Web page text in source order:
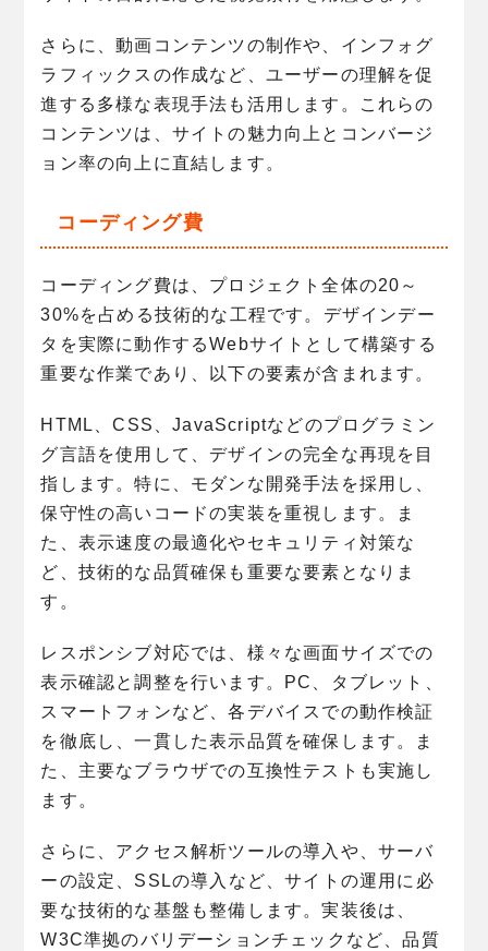
さらに、動画コンテンツの制作や、インフォグ
ラフィックスの作成など、ユーザーの理解を促
進する多様な表現手法も活用します。これらの
コンテンツは、サイトの魅力向上とコンバージ
ョン率の向上に直結します。
コーディング費
コーディング費は、プロジェクト全体の20～
30%を占める技術的な工程です。デザインデー
タを実際に動作するWebサイトとして構築する
重要な作業であり、以下の要素が含まれます。
HTML、CSS、JavaScriptなどのプログラミン
グ言語を使用して、デザインの完全な再現を目
指します。特に、モダンな開発手法を採用し、
保守性の高いコードの実装を重視します。ま
た、表示速度の最適化やセキュリティ対策な
ど、技術的な品質確保も重要な要素となりま
す。
レスポンシブ対応では、様々な画面サイズでの
表示確認と調整を行います。PC、タブレット、
スマートフォンなど、各デバイスでの動作検証
を徹底し、一貫した表示品質を確保します。ま
た、主要なブラウザでの互換性テストも実施し
ます。
さらに、アクセス解析ツールの導入や、サーバ
ーの設定、SSLの導入など、サイトの運用に必
要な技術的な基盤も整備します。実装後は、
W3C準拠のバリデーションチェックなど、品質